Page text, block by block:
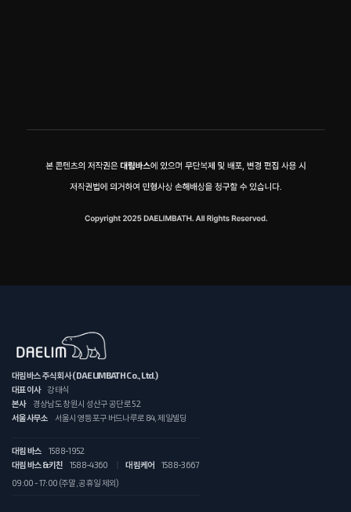
대림바스 주식회사 (DAELIMBATH Co., Ltd.)
대표이사
강태식
본사
경상남도 창원시 성산구 공단로 52
서울사무소
서울시 영등포구 버드나루로 84, 제일빌딩
대림 바스
1588-1952
대림 바스&키친
1588-4360 대림케어
1588-3667
09:00 - 17:00 (주말, 공휴일 제외)